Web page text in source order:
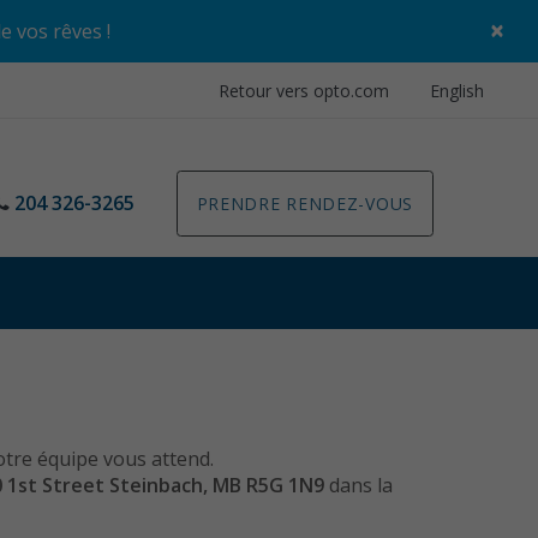
vos rêves ! ×
Retour vers opto.com English
204 326-3265 PRENDRE RENDEZ-VOUS
équipe vous attend.
1st Street Steinbach, MB R5G 1N9 dans la